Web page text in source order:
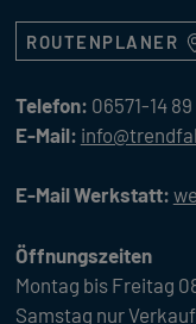
ROUTENPLANER
Telefon: 06571-14
E-Mail:
E-Mail Werkstatt:
Öffnungszeiten
Montag bis Freitag
Samstag nur